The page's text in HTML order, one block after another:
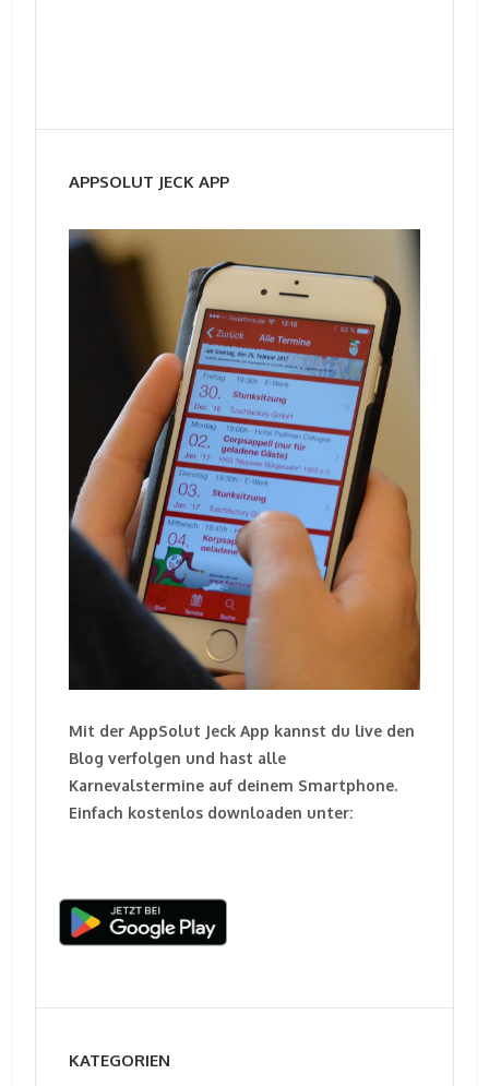
APPSOLUT JECK APP
Mit der AppSolut Jeck App kannst du live den
Blog verfolgen und hast alle
Karnevalstermine auf deinem Smartphone.
Einfach kostenlos downloaden unter:
KATEGORIEN